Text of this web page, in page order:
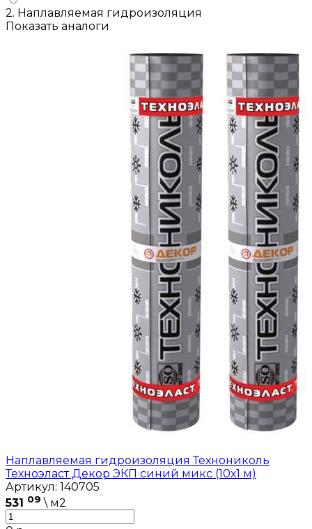
2. Наплавляемая гидроизоляция
Показать аналоги
Наплавляемая гидроизоляция Технониколь
Техноэласт Декор ЭКП синий микс (10х1 м)
Артикул: 140705
531 09 \ м2